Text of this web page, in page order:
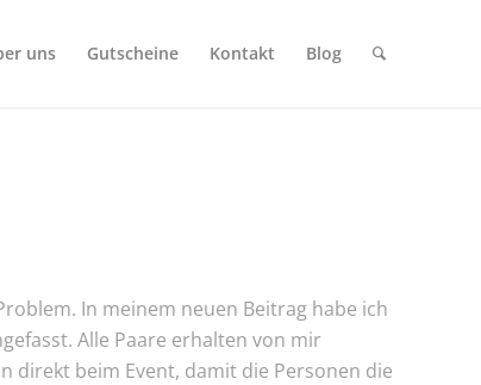
uns Gutscheine Kontakt Blog
In meinem neuen Beitrag habe ich
Alle Paare erhalten von mir
direkt beim Event, damit die Personen die